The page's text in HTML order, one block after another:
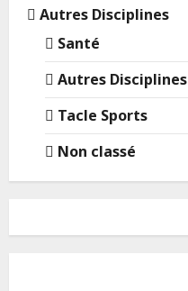
Autres Disciplines
Santé
Autres Disciplines
Tacle Sports
Non classé